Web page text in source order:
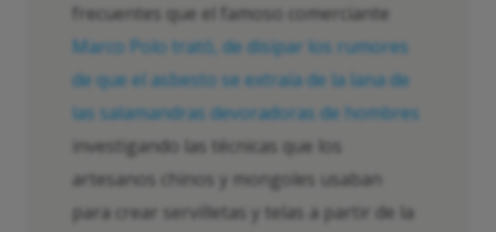
frecuentes que el famoso comerciante
Marco Polo trató, de disipar los rumores
de que el asbesto se extraía de la lana de
las salamandras devoradoras de hombres
investigando las técnicas que los
artesanos chinos y mongoles usaban
para crear servilletas y telas a partir de la